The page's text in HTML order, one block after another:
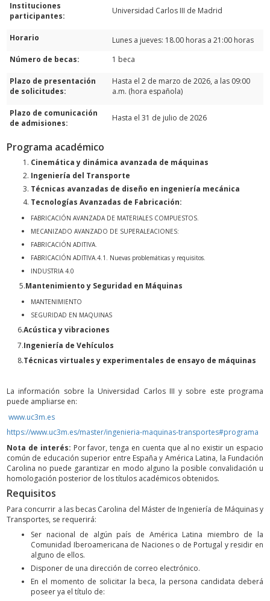
Instituciones
participantes:
Universidad Carlos III de Madrid
Horario
Lunes a jueves: 18.00 horas a 21:00 horas
Número de becas:
1 beca
Plazo de presentación
de solicitudes:
Hasta el 2 de marzo de 2026, a las 09:00
a.m. (hora española)
Plazo de comunicación
de admisiones:
Hasta el 31 de julio de 2026
Programa académico
Cinemática y dinámica avanzada de máquinas
Ingeniería del Transporte
Técnicas avanzadas de diseño en ingeniería mecánica
Tecnologías Avanzadas de Fabricación:
FABRICACIÓN AVANZADA DE MATERIALES COMPUESTOS.
MECANIZADO AVANZADO DE SUPERALEACIONES:
FABRICACIÓN ADITIVA.
FABRICACIÓN ADITIVA.4.1. Nuevas problemáticas y requisitos.
INDUSTRIA 4.0
5.Mantenimiento y Seguridad en Máquinas
MANTENIMIENTO
SEGURIDAD EN MAQUINAS
6.Acústica y vibraciones
7.Ingeniería de Vehículos
8.Técnicas virtuales y experimentales de ensayo de máquinas
La información sobre la Universidad Carlos III y sobre este programa
puede ampliarse en:
www.uc3m.es
https://www.uc3m.es/master/ingenieria-maquinas-transportes#programa
Nota de interés: Por favor, tenga en cuenta que al no existir un espacio
común de educación superior entre España y América Latina, la Fundación
Carolina no puede garantizar en modo alguno la posible convalidación u
homologación posterior de los títulos académicos obtenidos.
Requisitos
Para concurrir a las becas Carolina del Máster de Ingeniería de Máquinas y
Transportes, se requerirá:
Ser nacional de algún país de América Latina miembro de la
Comunidad Iberoamericana de Naciones o de Portugal y residir en
alguno de ellos.
Disponer de una dirección de correo electrónico.
En el momento de solicitar la beca, la persona candidata deberá
poseer ya el título de: